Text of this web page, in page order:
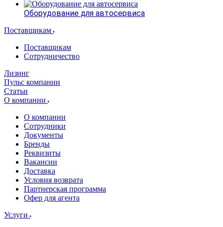
Оборудование для автосервиса
Поставщикам
Поставщикам
Сотрудничество
Лизинг
Пульс компании
Статьи
О компании
О компании
Сотрудники
Документы
Бренды
Реквизиты
Вакансии
Доставка
Условия возврата
Партнерская программа
Офер для агента
Услуги